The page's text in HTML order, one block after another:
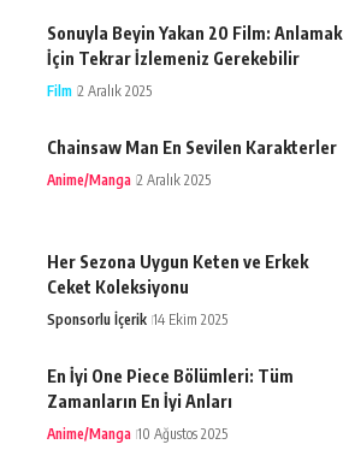
Sonuyla Beyin Yakan 20 Film: Anlamak
İçin Tekrar İzlemeniz Gerekebilir
Film 2 Aralık 2025
Chainsaw Man En Sevilen Karakterler
Anime/Manga 2 Aralık 2025
Her Sezona Uygun Keten ve Erkek
Ceket Koleksiyonu
Sponsorlu İçerik 14 Ekim 2025
En İyi One Piece Bölümleri: Tüm
Zamanların En İyi Anları
Anime/Manga 10 Ağustos 2025